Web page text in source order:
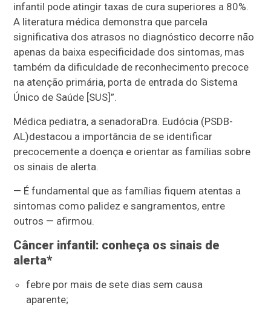
infantil pode atingir taxas de cura superiores a 80%.
A literatura médica demonstra que parcela
significativa dos atrasos no diagnóstico decorre não
apenas da baixa especificidade dos sintomas, mas
também da dificuldade de reconhecimento precoce
na atenção primária, porta de entrada do Sistema
Único de Saúde [SUS]”.
Médica pediatra, a senadoraDra. Eudócia (PSDB-
AL)destacou a importância de se identificar
precocemente a doença e orientar as famílias sobre
os sinais de alerta.
— É fundamental que as famílias fiquem atentas a
sintomas como palidez e sangramentos, entre
outros — afirmou.
Câncer infantil: conheça os sinais de
alerta*
febre por mais de sete dias sem causa
aparente;